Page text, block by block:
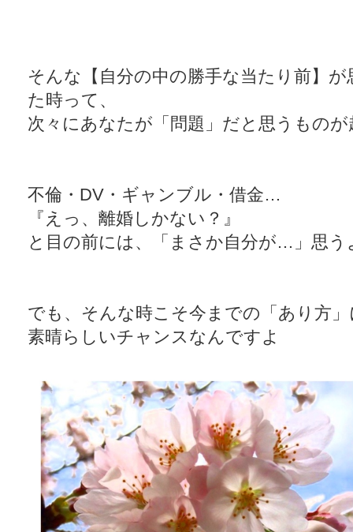
そんな【自分の中の勝手な当たり前】
た時って、
次々にあなたが「問題」だと思うもの
不倫・DV・ギャンブル・借金…
『えっ、離婚しかない？』
と目の前には、「まさか自分が…」思う
でも、そんな時こそ今までの「あり方
素晴らしいチャンスなんですよ